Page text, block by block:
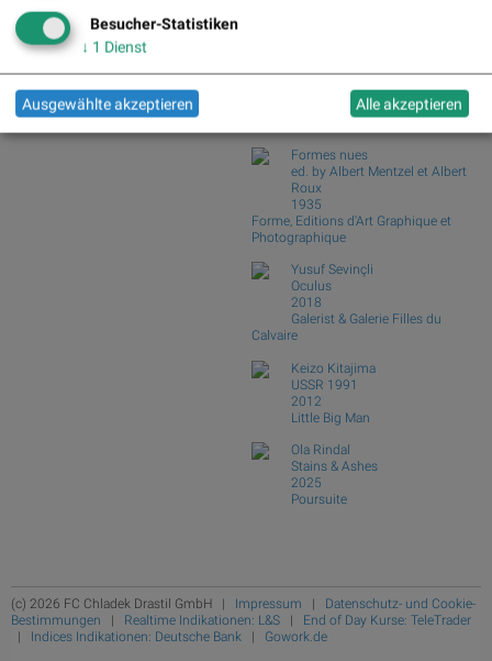
Siemens : -5.11%» Details
Siemens Energy : -1.19%
Asylum
Koks Forlag & Preus
Formes nues
ed. by Albert Mentzel et Albert
Roux
1935
Forme, Editions d'Art Graphique et
Photographique
Yusuf Sevinçli
Oculus
2018
Galerist & Galerie Filles du
Calvaire
Keizo Kitajima
USSR 1991
2012
Little Big Man
Ola Rindal
Stains & Ashes
2025
Poursuite
(c) 2026 FC Chladek Drastil GmbH | Impressum | Datenschutz- und Cookie-
Bestimmungen | Realtime Indikationen: L&S | End of Day Kurse: TeleTrader
| Indices Indikationen: Deutsche Bank | Gowork.de
Besucher-Statistiken
↓ 1 Dienst
Ausgewählte akzeptieren Alle akzeptieren